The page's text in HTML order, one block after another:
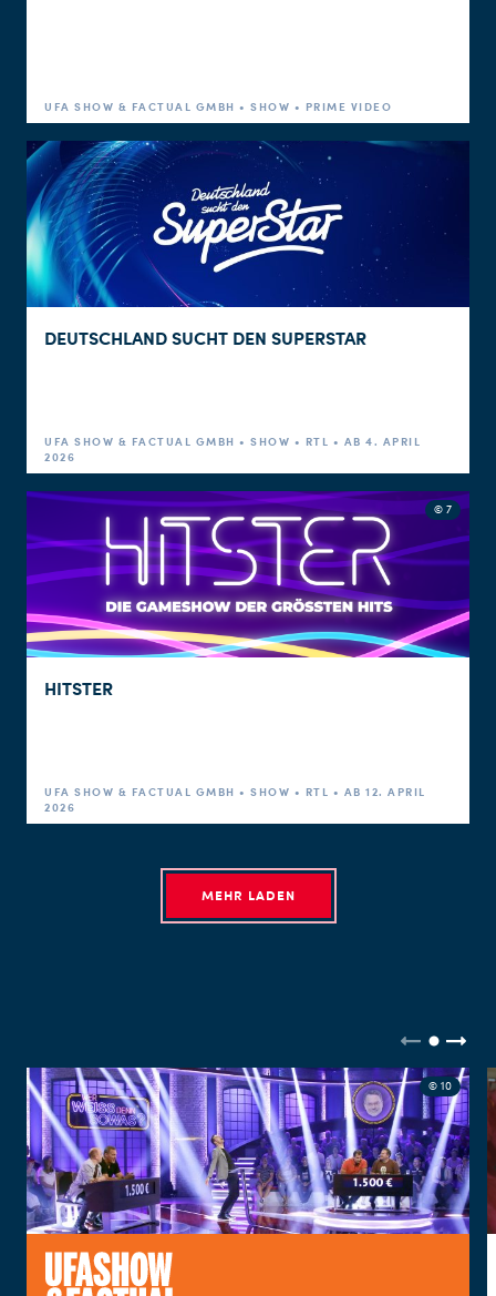
UFA SHOW & FACTUAL GMBH • SHOW • PRIME VIDEO
DEUTSCHLAND SUCHT DEN SUPERSTAR
UFA SHOW & FACTUAL GMBH • SHOW • RTL • AB 4. APRIL
2026
© 7
HITSTER
UFA SHOW & FACTUAL GMBH • SHOW • RTL • AB 12. APRIL
2026
MEHR LADEN
© 10